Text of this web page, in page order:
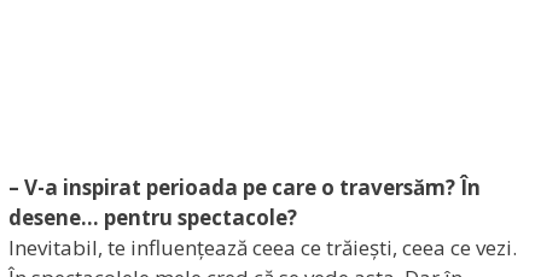
– V-a inspirat perioada pe care o traversăm? În
desene… pentru spectacole?
Inevitabil, te influențează ceea ce trăiești, ceea ce vezi.